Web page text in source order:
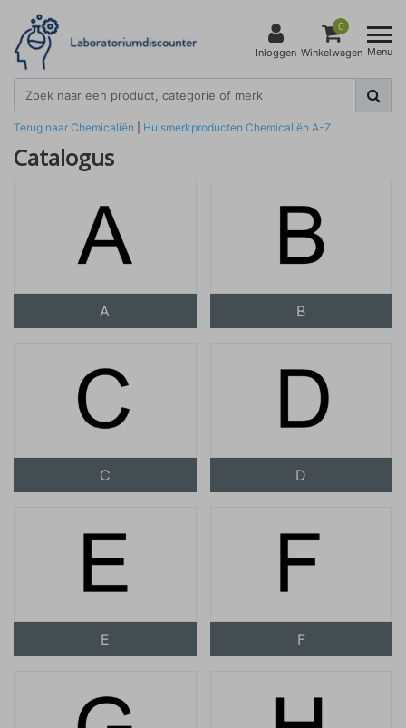
Inloggen
0
Winkelwagen Menu
Terug naar Chemicaliën Huismerkproducten Chemicaliën A-Z
Catalogus
A B
C D
E F